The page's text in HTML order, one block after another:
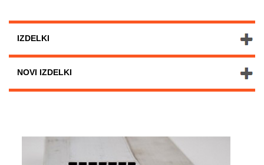
IZDELKI
NOVI IZDELKI